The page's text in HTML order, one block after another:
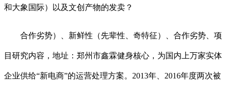
和大象国际）以及文创产物的发卖？
合作劣势）、新鲜性（先辈性、奇特征）、合作劣势、项
目研究内容，地址：郑州市鑫霖健身核心，为国内上万家实体
企业供给“新电商”的运营处理方案。2013年、2016年度两次被